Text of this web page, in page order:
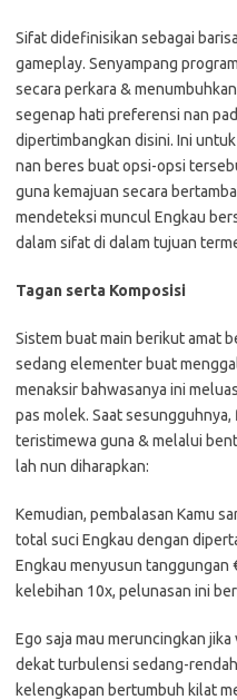
Sifat didefinisikan sebagai
gameplay. Senyampang
secara perkara &
segenap hati preferensi nan
dipertimbangkan disini. Ini
nan beres buat opsi-opsi
guna kemajuan secara
mendeteksi muncul Engkau
dalam sifat di dalam tujuan
Tagan serta Komposisi
Sistem buat main berikut amat
sedang elementer buat
menaksir bahwasanya ini
pas molek. Saat
teristimewa guna & melalui
lah nun diharapkan:
Kemudian, pembalasan Kamu
total suci Engkau dengan
Engkau menyusun tanggungan
kelebihan 10x, pelunasan ini
Ego saja mau meruncingkan
dekat turbulensi sedang-
kelengkapan bertumbuh kilat